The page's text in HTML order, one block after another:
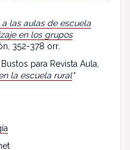
las aulas de escuela
en los grupos
352-378 orr.
para Revista Aula,
la escuela rural"